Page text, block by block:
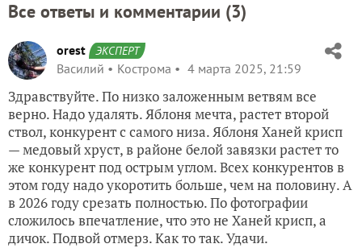
Все ответы и комментарии (3)
orest ЭКСПЕРТ
Василий Кострома 4 марта 2025, 21:59
Здравствуйте. По низко заложенным ветвям все
верно. Надо удалять. Яблоня мечта, растет второй
ствол, конкурент с самого низа. Яблоня Ханей крисп
— медовый хруст, в районе белой завязки растет то
же конкурент под острым углом. Всех конкурентов в
этом году надо укоротить больше, чем на половину. А
в 2026 году срезать полностью. По фотографии
сложилось впечатление, что это не Ханей крисп, а
дичок. Подвой отмерз. Как то так. Удачи.